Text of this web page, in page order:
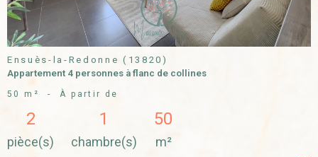
Ensuès-la-Redonne (13820)
Appartement 4 personnes à flanc de collines
50 m² - À partir de
2
pièce(s)
1
chambre(s)
50
m²